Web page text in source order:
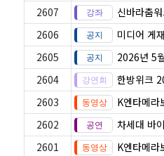
2607
신바라춤
2606
미디어 게
2605
2026년 5
2604
한방위크
2603
K엔타메라
2602
차세대 바
2601
K엔타메라